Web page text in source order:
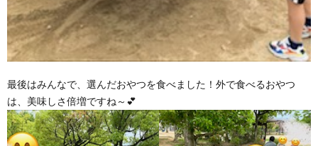
最後はみんなで、選んだおやつを食べました！外で食べるおやつ
は、美味しさ倍増ですね～💕